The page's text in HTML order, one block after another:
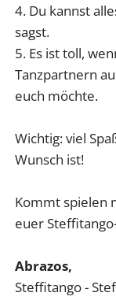
4. Du kannst
sagst.
5. Es ist toll,
Tanzpartnern
euch möchte.
Wichtig: viel
Wunsch ist!
Kommt spielen
euer
Abrazos,
Steffitango -